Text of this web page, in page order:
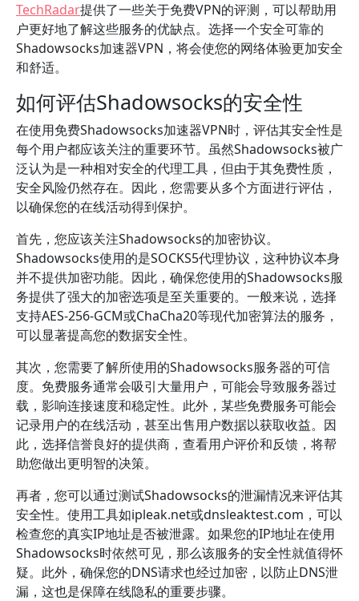
TechRadar提供了一些关于免费VPN的评测，可以帮助用
户更好地了解这些服务的优缺点。选择一个安全可靠的
Shadowsocks加速器VPN，将会使您的网络体验更加安全
和舒适。
如何评估Shadowsocks的安全性
在使用免费Shadowsocks加速器VPN时，评估其安全性是
每个用户都应该关注的重要环节。虽然Shadowsocks被广
泛认为是一种相对安全的代理工具，但由于其免费性质，
安全风险仍然存在。因此，您需要从多个方面进行评估，
以确保您的在线活动得到保护。
首先，您应该关注Shadowsocks的加密协议。
Shadowsocks使用的是SOCKS5代理协议，这种协议本身
并不提供加密功能。因此，确保您使用的Shadowsocks服
务提供了强大的加密选项是至关重要的。一般来说，选择
支持AES-256-GCM或ChaCha20等现代加密算法的服务，
可以显著提高您的数据安全性。
其次，您需要了解所使用的Shadowsocks服务器的可信
度。免费服务通常会吸引大量用户，可能会导致服务器过
载，影响连接速度和稳定性。此外，某些免费服务可能会
记录用户的在线活动，甚至出售用户数据以获取收益。因
此，选择信誉良好的提供商，查看用户评价和反馈，将帮
助您做出更明智的决策。
再者，您可以通过测试Shadowsocks的泄漏情况来评估其
安全性。使用工具如ipleak.net或dnsleaktest.com，可以
检查您的真实IP地址是否被泄露。如果您的IP地址在使用
Shadowsocks时依然可见，那么该服务的安全性就值得怀
疑。此外，确保您的DNS请求也经过加密，以防止DNS泄
漏，这也是保障在线隐私的重要步骤。